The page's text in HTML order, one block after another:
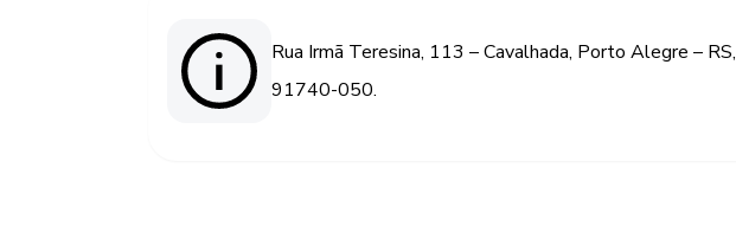
Rua Irmã Teresina, 113 – Cavalhada, Porto Alegre – RS,
91740-050.